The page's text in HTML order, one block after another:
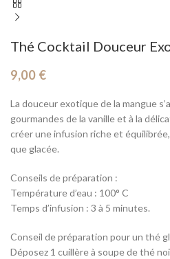
Thé Cocktail Douceur
9,00 €
La douceur exotique de la mangue
gourmandes de la vanille et à la
créer une infusion riche et
que glacée.
Conseils de préparation :
Température d’eau : 100° C
Temps d’infusion : 3 à 5 minutes.
Conseil de préparation pour un thé
Déposez 1 cuillère à soupe de thé